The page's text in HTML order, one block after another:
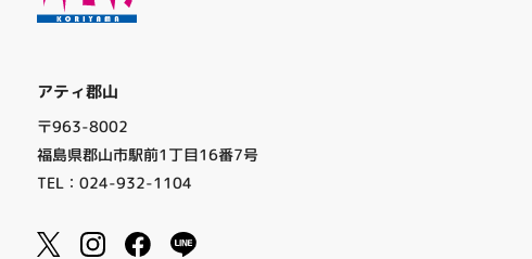
アティ郡山
〒963-8002
福島県郡山市駅前1丁目16番7号
TEL：024-932-1104